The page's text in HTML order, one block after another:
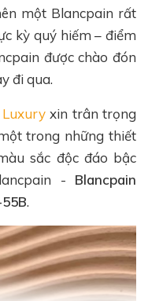
một Blancpain rất
kỳ quý hiếm – điểm
được chào đón
đi qua.
xin trân trọng
trong những thiết
sắc độc đáo bậc
- Blancpain
.